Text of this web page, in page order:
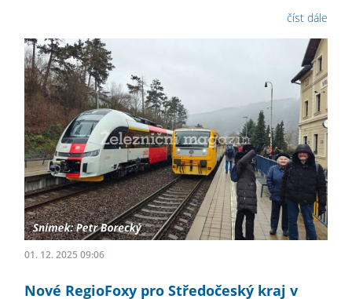
číst dále
01. 12. 2025 09:06
Nové RegioFoxy pro Středočeský kraj v